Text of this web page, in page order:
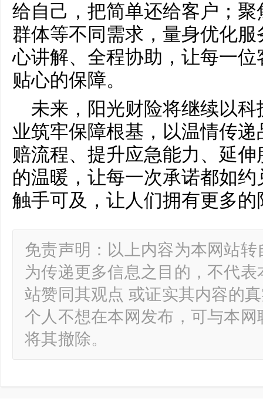
给自己，把简单还给客户；
群体等不同需求，量身优化
心讲解、全程协助，让每一
贴心的保障。
未来，阳光财险将继续以
业筑牢保障根基，以温情传
赔流程、提升应急能力、延
的温暖，让每一次承诺都如
触手可及，让人们拥有更多的
免责声明：以上内容为本网站
为传递更多信息之目的，不代
站赞同其观点 或证实其内容的
个人不想在本网发布，可与本
将其撤除。